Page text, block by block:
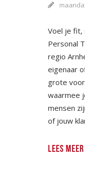
Voel je fit,
Personal
regio
eigenaar
grote
waarmee
mensen
of jouw
LEES MEER